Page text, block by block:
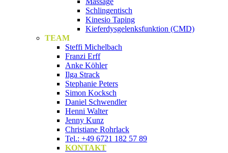
Schlingentisch
Kinesio Taping
Kieferdysgelenksfunktion (CMD)
TEAM
Steffi Michelbach
Franzi Erff
Anke Köhler
Ilga Strack
Stephanie Peters
Simon Kocksch
Daniel Schwendler
Henni Walter
Jenny Kunz
Christiane Rohrlack
Tel.: +49 6721 182 57 89
KONTAKT